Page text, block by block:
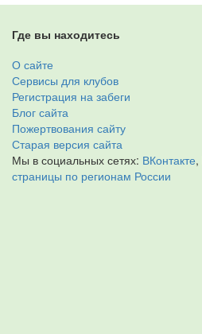
Где вы находитесь
О сайте
Сервисы для клубов
Регистрация на забеги
Блог сайта
Пожертвования сайту
Старая версия сайта
Мы в социальных сетях: ВКонтакте,
страницы по регионам России